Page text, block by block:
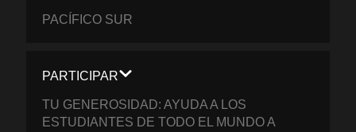
PACÍFICO SUR
PARTICIPAR
TU GENEROSIDAD: AYUDA A LOS
ESTUDIANTES DE TODO EL MUNDO A